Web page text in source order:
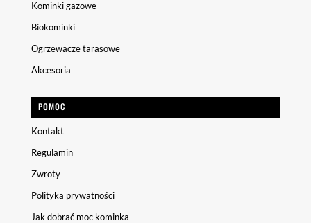
Kominki gazowe
Biokominki
Ogrzewacze tarasowe
Akcesoria
POMOC
Kontakt
Regulamin
Zwroty
Polityka prywatności
Jak dobrać moc kominka